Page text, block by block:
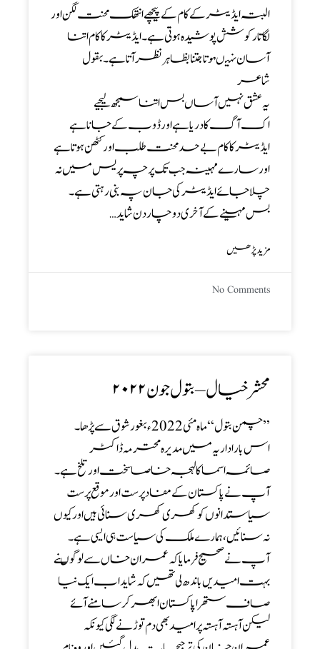
البتہ ایڈیٹر کے کام کے پیچھے انتھک محنت لگن اور
لگا تار کوشش پوشیدہ ہوتی ہے ۔ ایڈیٹر کا کام اتنا
آسان نہیںہوتا جتنا بظاہر نظر آتا ہے ۔ بقول
شاعر
یہ عشق نہیں آساں بس اتنا سمجھ لیجیے
اک آگ کا دریا ہے اورڈوب کے جانا ہے
ایڈیٹرکا کام بے حد محنت طلب اور کٹھن ہوتا ہے
اور سارے مہینہ جب تک پرچہ پریس میں نہ
چلا جائے ایڈیٹر کی جان پہ بنی رہتی ہے ۔
بس مہینے کے آخری دوچار دن شاید…
مزید پڑھیں
No Comments
محشر خیال – بتول جون ۲۰۲۲
’’ چمن بتول ‘‘ ماہ مئی 2022ء بغور شوق سے پڑھا ۔
اس بار اداریہ میں مدیرہ محترمہ ڈاکٹر
صائمہ اسما کا لہجہ خاصا سخت اور تلخ ہے ۔
آپ نے پاکستان کے مفادپر ست اور موقع پر ست
سیاستدانوں کو کھری کھری سنائی ہیں اور کیوں
نہ سنائیں ، ہمارے ملک کی سیاست ہی ایسی ہے ۔
آپ نے صحیح فرمایا کہ عمران خاں سے لوگوںنے
بہت امیدیں باندھ لی تھیں کہ شاید اب ایک نیا
صاف ستھرا پاکستان ابھر کر سامنے آئے
لیکن آہستہ آہستہ پر امید بھی دم توڑنے لگی کیونکہ